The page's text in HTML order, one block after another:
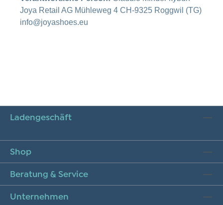
Joya Retail AG Mühleweg 4 CH-9325 Roggwil (TG)
info@joyashoes.eu
Ladengeschäft
Shop
Beratung & Service
Unternehmen